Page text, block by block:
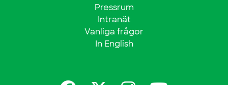
Pressrum
Intranät
Vanliga frågor
In English